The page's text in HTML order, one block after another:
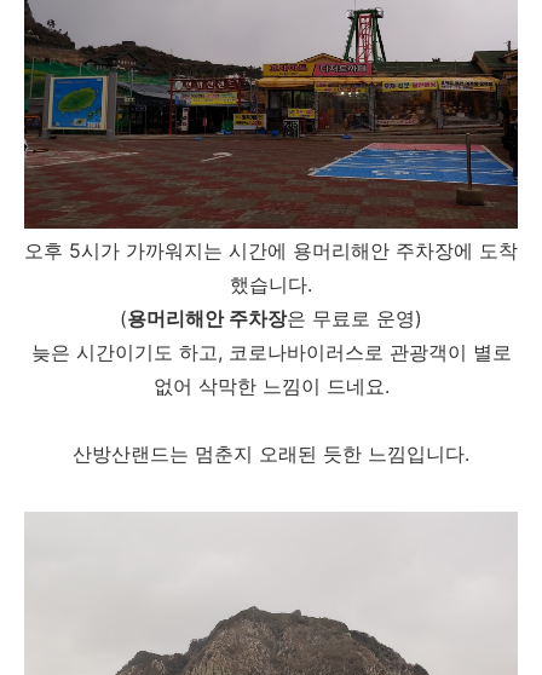
오후 5시가 가까워지는 시간에 용머리해안 주차장에 도착
했습니다.
(용머리해안 주차장은 무료로 운영)
늦은 시간이기도 하고, 코로나바이러스로 관광객이 별로
없어 삭막한 느낌이 드네요.
산방산랜드는 멈춘지 오래된 듯한 느낌입니다.